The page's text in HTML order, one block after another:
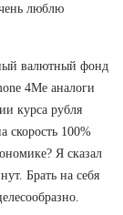
люблю
валютный фонд
4Me аналоги
курса рубля
скорость 100%
Я сказал
Брать на себя